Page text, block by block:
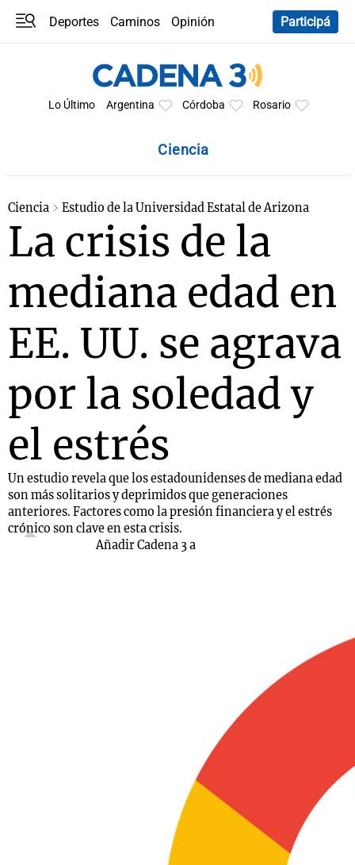
Deportes Caminos
Opinión
Participá
Lo Último Argentina Córdoba Rosario
Ciencia
Ciencia Estudio de la Universidad Estatal de Arizona
La crisis de la
mediana edad en
EE. UU. se agrava
por la soledad y
el estrés
Un estudio revela que los estadounidenses de mediana edad
son más solitarios y deprimidos que generaciones
anteriores. Factores como la presión financiera y el estrés
crónico son clave en esta crisis.
Añadir Cadena 3 a
La Sole en
Cadena 3